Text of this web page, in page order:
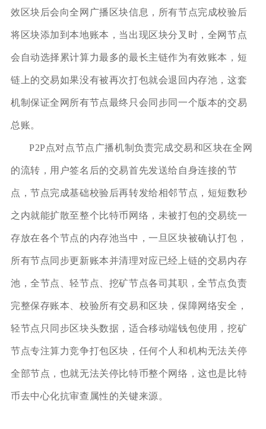
效区块后会向全网广播区块信息，所有节点完成校验后
将区块添加到本地账本，当出现区块分叉时，全网节点
会自动选择累计算力最多的最长主链作为有效账本，短
链上的交易如果没有被再次打包就会退回内存池，这套
机制保证全网所有节点最终只会同步同一个版本的交易
总账。
P2P点对点节点广播机制负责完成交易和区块在全网
的流转，用户签名后的交易首先发送给自身连接的节
点，节点完成基础校验后再转发给相邻节点，短短数秒
之内就能扩散至整个比特币网络，未被打包的交易统一
存放在各个节点的内存池当中，一旦区块被确认打包，
所有节点同步更新账本并清理对应已经上链的交易内存
池，全节点、轻节点、挖矿节点各司其职，全节点负责
完整保存账本、校验所有交易和区块，保障网络安全，
轻节点只同步区块头数据，适合移动端钱包使用，挖矿
节点专注算力竞争打包区块，任何个人和机构无法关停
全部节点，也就无法关停比特币整个网络，这也是比特
币去中心化抗审查属性的关键来源。